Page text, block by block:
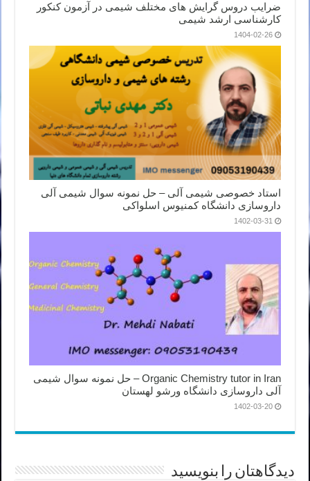
ضرایب دروس گرایش های مختلف شیمی در آزمون کنکور
کارشناسی ارشد شیمی
1404-02-26
استاد خصوصی شیمی آلی – حل نمونه سوال شیمی آلی
داروسازی دانشگاه کمنیوس اسلواکی
1402-03-31
Organic Chemistry tutor in Iran – حل نمونه سوال شیمی
آلی داروسازی دانشگاه ورشو لهستان
1402-03-20
دیدگاهتان را بنویسید